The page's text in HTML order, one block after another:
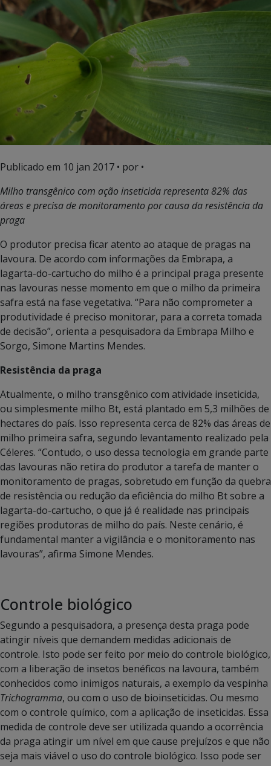
Publicado em 10 jan 2017 • por •
Milho transgênico com ação inseticida representa 82% das
áreas e precisa de monitoramento por causa da resistência da
praga
O produtor precisa ficar atento ao ataque de pragas na
lavoura. De acordo com informações da Embrapa, a
lagarta-do-cartucho do milho é a principal praga presente
nas lavouras nesse momento em que o milho da primeira
safra está na fase vegetativa. “Para não comprometer a
produtividade é preciso monitorar, para a correta tomada
de decisão”, orienta a pesquisadora da Embrapa Milho e
Sorgo, Simone Martins Mendes.
Resistência da praga
Atualmente, o milho transgênico com atividade inseticida,
ou simplesmente milho Bt, está plantado em 5,3 milhões de
hectares do país. Isso representa cerca de 82% das áreas de
milho primeira safra, segundo levantamento realizado pela
Céleres. “Contudo, o uso dessa tecnologia em grande parte
das lavouras não retira do produtor a tarefa de manter o
monitoramento de pragas, sobretudo em função da quebra
de resistência ou redução da eficiência do milho Bt sobre a
lagarta-do-cartucho, o que já é realidade nas principais
regiões produtoras de milho do país. Neste cenário, é
fundamental manter a vigilância e o monitoramento nas
lavouras”, afirma Simone Mendes.
Controle biológico
Segundo a pesquisadora, a presença desta praga pode
atingir níveis que demandem medidas adicionais de
controle. Isto pode ser feito por meio do controle biológico,
com a liberação de insetos benéficos na lavoura, também
conhecidos como inimigos naturais, a exemplo da vespinha
Trichogramma, ou com o uso de bioinseticidas. Ou mesmo
com o controle químico, com a aplicação de inseticidas. Essa
medida de controle deve ser utilizada quando a ocorrência
da praga atingir um nível em que cause prejuízos e que não
seja mais viável o uso do controle biológico. Isso pode ser